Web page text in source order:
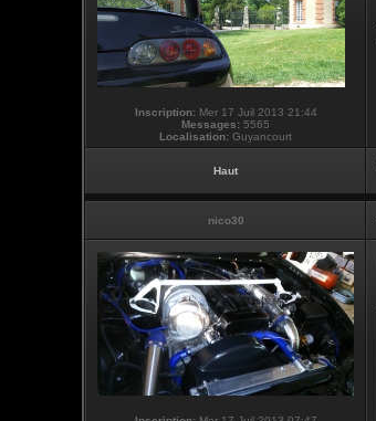
Inscription:Mer 17 Juil 2013 21:44
Messages: 5565
Localisation: Guyancourt
Haut
nico30